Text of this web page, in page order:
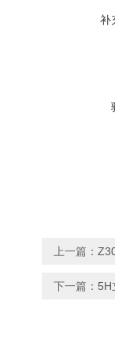
补
上一篇：
下一篇： 5H